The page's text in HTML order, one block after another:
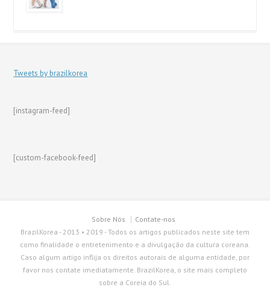
Tweets by brazilkorea
[instagram-feed]
[custom-facebook-feed]
Sobre Nós
Contate-nos
BrazilKorea - 2013 • 2019 - Todos os artigos publicados neste site tem
como finalidade o entretenimento e a divulgação da cultura coreana.
Caso algum artigo inflija os direitos autorais de alguma entidade, por
favor nos contate imediatamente. BrazilKorea, o site mais completo
sobre a Coreia do Sul.